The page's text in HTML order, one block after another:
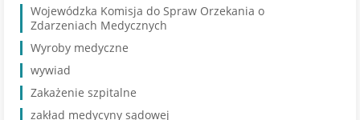
Wojewódzka Komisja do Spraw Orzekania o
Zdarzeniach Medycznych
Wyroby medyczne
wywiad
Zakażenie szpitalne
zakład medycyny sądowej